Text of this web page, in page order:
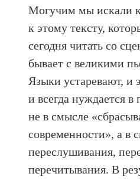
Могучим мы искали
к этому тексту,
сегодня читать со
бывает с великими
Языки устаревают, и
и всегда нуждается
не в смысле
современности», а в
переслушивания,
перечитывания. В